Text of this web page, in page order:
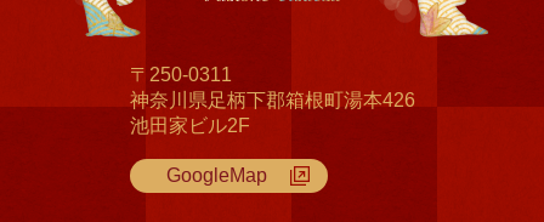
〒250-0311
神奈川県足柄下郡箱根町湯本426
池田家ビル2F
GoogleMap